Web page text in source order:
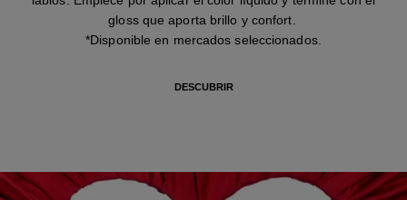
gloss que aporta brillo y confort.
*Disponible en mercados seleccionados.
DESCUBRIR